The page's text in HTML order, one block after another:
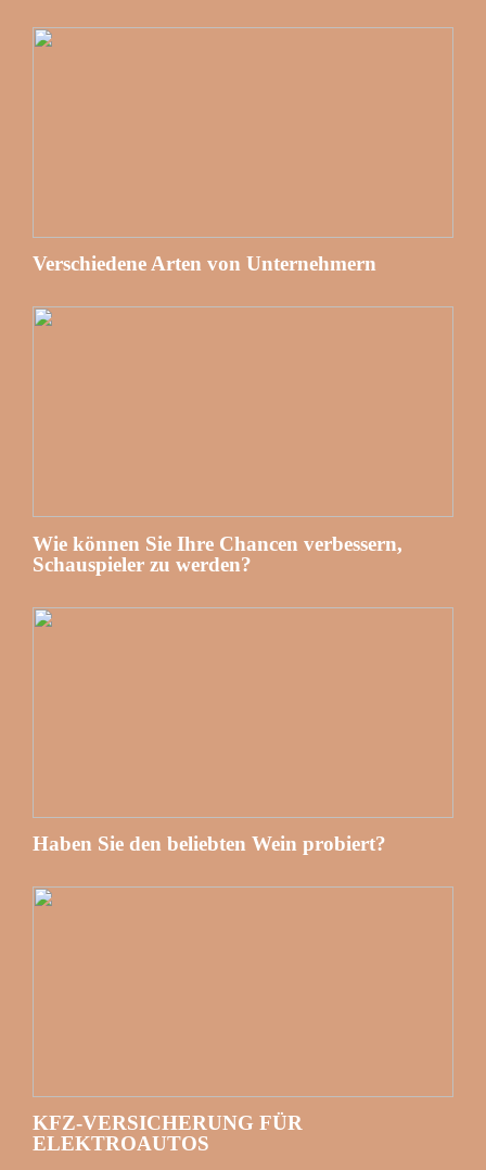
Verschiedene Arten von Unternehmern
Wie können Sie Ihre Chancen verbessern,
Schauspieler zu werden?
Haben Sie den beliebten Wein probiert?
KFZ-VERSICHERUNG FÜR
ELEKTROAUTOS